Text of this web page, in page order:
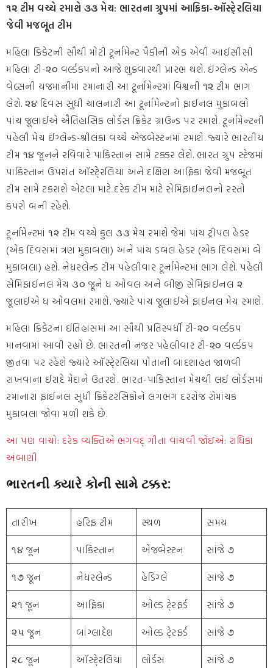
૧૨ ટીમ વચ્ચે રમાશે ૩૩ મેચ: ભારતના ગ્રુપમાં આફ્રિકા-ઑસ્ટે્રલિયા
જેવી મજબૂત ટીમ
મહિલા ક્રિકેટની સૌથી મોટી ટૂર્નામેન્ટ પૈકીની એક એવી આઈસીસી
મહિલા ટી-૨૦ વર્લ્ડકપનો આજે શુક્રવારથી પ્રારંભ થશે. ઈંગ્લેન્ડ એન્ડ
વેલ્સની યજમાનીમાં રમાનારી આ ટૂર્નામેન્ટમાં વિશ્વની ૧૨ ટીમ ભાગ
લેશે. ૨૪ દિવસ સુધી ચાલનારી આ ટૂર્નામેન્ટનો ફાઈનલ મુકાબલો
પાંચ જૂલાઈએ ઐતિહાસિક લોર્ડસ ક્રિકેટ ગ્રાઉન્ડ પર રમાશે. ટૂર્નામેન્ટની
પહેલી મેચ ઈંગ્લેન્ડ-શ્રીલંકા વચ્ચે એજબેસ્ટનમાં રમાશે. જ્યારે ભારતીય
ટીમ ૧૪ જૂનને રવિવારે પાકિસ્તાન સામે ટક્કર લેશે. ભારત ગ્રુપ સ્ટેજમાં
પાકિસ્તાન ઉપરાંત ઑસ્ટે્રલિયા અને દક્ષિણ આફ્રિકા જેવી મજબૂત
ટીમ સામે ટકરાશે એટલા માટે દરેક ટીમ માટે સેમિફાઈનલનો રસ્તો
કપરો બની રહેશે.
ટૂર્નામેન્ટમાં ૧૨ ટીમ વચ્ચે કુલ ૩૩ મેચ રમાશે જેમાં પાંચ ટ્રીપલ હેડર
(એક દિવસમાં ત્રણ મુકાબલા) અને પાંચ ડબલ હેડર (એક દિવસમાં બે
મુકાબલા) હશે. નેધરલેન્ડ ટીમ પહેલીવાર ટૂર્નામેન્ટમાં ભાગ લેશે. પહેલી
સેમિફાઈનલ મેચ ૩૦ જૂને ધ ઓવલ અને બીજી સેમિફાઈનલ ૨
જૂલાઈએ ધ ઓવલમાં રમાશે. જ્યારે પાંચ જૂલાઈએ ફાઈનલ મેચ રમાશે.
મહિલા ક્રિકેટના ઈતિહાસમાં આ સૌથી પ્રતિસ્પર્ધી ટી-૨૦ વર્લ્ડકપ
માનવામાં આવી રહ્યો છે. ભારતની નજર પહેલીવાર ટી-૨૦ વર્લ્ડકપ
જીતવા પર રહેશે જ્યારે ઑસ્ટે્રલિયા પોતાની બાદશાહત જાળવી
રાખવાના ઈરાદે મેદાને ઉતરશે. ભારત-પાકિસ્તાન મેચથી લઈ લોર્ડસમાં
રમાનારા ફાઈનલ સુધી ક્રિકેટરસિકોને લગભગ દરરોજ રોમાંચક
મુકાબલા જોવા મળી શકે છે.
આ પણ વાંચો: દરેક વ્યક્તિએ ભગવદ્ ગીતા વાંચવી જોઇએ: રાધિકા
અંબાણી
ભારતની ક્યારે કોની સામે ટક્કર:
તારીખ હરિફ ટીમ સ્થળ
સમય
૧૪ જૂન
પાકિસ્તાન એજબેસ્ટન
સાંજે ૭
૧૭ જૂન
નેધરલેન્ડ હેડિંગ્લે
સાંજે ૭
૨૧ જૂન
આફ્રિકા ઓલ્ડ ટે્રફર્ડ
સાંજે ૭
૨૫ જૂન
બાંગ્લાદેશ ઓલ્ડ ટે્રફર્ડ
સાંજે ૭
૨૮ જૂન
ઑસ્ટે્રલિયા લોર્ડસ સાંજે ૭